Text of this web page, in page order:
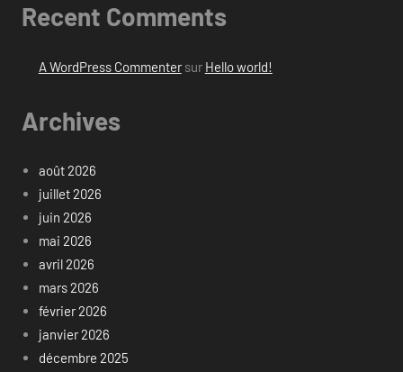
Recent Comments
A WordPress Commentersur Hello world!
Archives
août 2026
juillet 2026
juin 2026
mai 2026
avril 2026
mars 2026
février 2026
janvier 2026
décembre 2025